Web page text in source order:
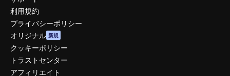
利用規約
プライバシーポリシー
オリジナル 新規
クッキーポリシー
トラストセンター
アフィリエイト